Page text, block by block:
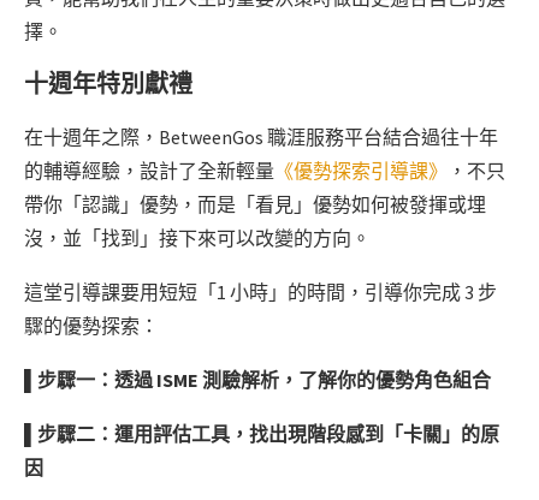
擇。
十週年特別獻禮
在十週年之際，BetweenGos 職涯服務平台結合過往十年
的輔導經驗，設計了全新輕量 《優勢探索引導課》
，不只
帶你「認識」優勢，而是「看見」優勢如何被發揮或埋
沒，並「找到」接下來可以改變的方向。
這堂引導課要用短短「1 小時」的時間，引導你完成 3 步
驟的優勢探索：
▌步驟一：透過 ISME 測驗解析，了解你的優勢角色組合
▌步驟二：運用評估工具，找出現階段感到「卡關」的原
因